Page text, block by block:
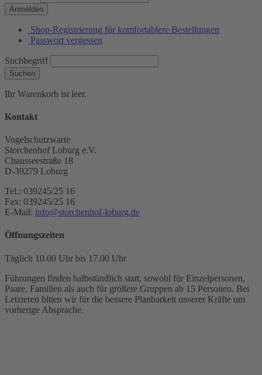
Anmelden
Shop-Registrierung für komfortablere Bestellungen
Passwort vergessen
Suchbegriff
Suchen
Ihr Warenkorb ist leer.
Kontakt
Vogelschutzwarte
Storchenhof Loburg e.V.
Chausseestraße 18
D-39279 Loburg
Tel.: 039245/25 16
Fax: 039245/25 16
E-Mail: info@storchenhof-loburg.de
Öffnungszeiten
Täglich 10.00 Uhr bis 17.00 Uhr
Führungen finden halbstündlich statt, sowohl für Einzelpersonen,
Paare, Familien als auch für größere Gruppen ab 15 Personen. Bei
Letzteren bitten wir für die bessere Planbarkeit unserer Kräfte um
vorherige Absprache.